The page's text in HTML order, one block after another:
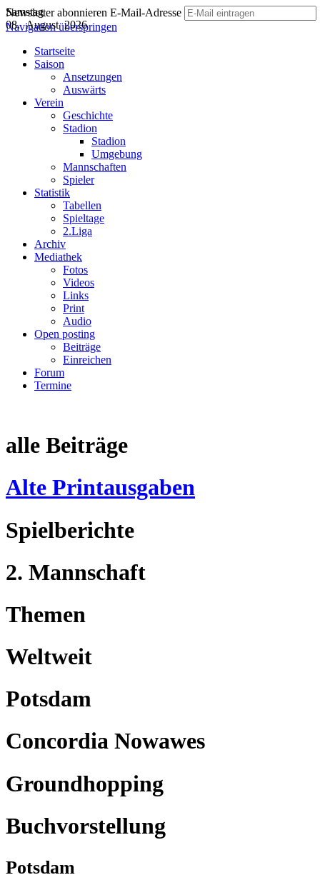
Samstag
08. August 2026
Newsletter abonnieren E-Mail-Adresse
Navigation überspringen
Startseite
Saison
Ansetzungen
Auswärts
Verein
Geschichte
Stadion
Stadion
Umgebung
Mannschaften
Spieler
Statistik
Tabellen
Spieltage
2.Liga
Archiv
Mediathek
Fotos
Videos
Links
Print
Audio
Open posting
Beiträge
Einreichen
Forum
Termine
alle Beiträge
Alte Printausgaben
Spielberichte
2. Mannschaft
Themen
Weltweit
Potsdam
Concordia Nowawes
Groundhopping
Buchvorstellung
Potsdam